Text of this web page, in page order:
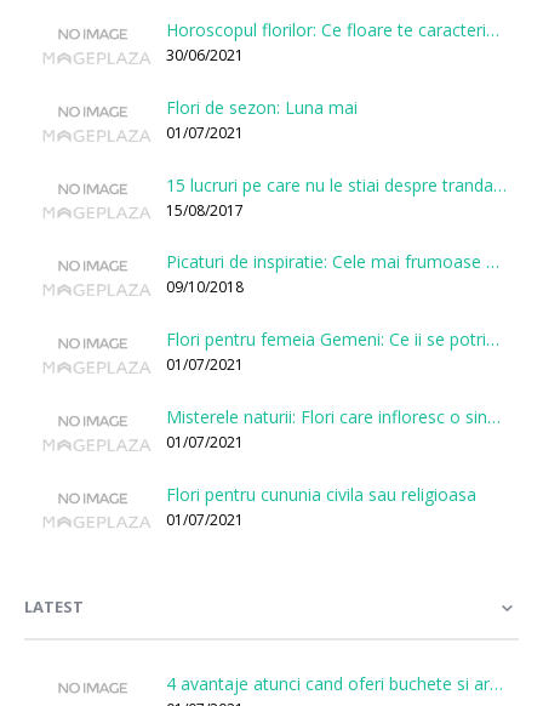
Horoscopul florilor: Ce floare te caracterizeaza in functie de ziua nasterii?
30/06/2021
Flori de sezon: Luna mai
01/07/2021
15 lucruri pe care nu le stiai despre trandafiri
15/08/2017
Picaturi de inspiratie: Cele mai frumoase citate despre flori
09/10/2018
Flori pentru femeia Gemeni: Ce ii se potriveste, ce ii poarta noroc si ce o caracterizeaza?
01/07/2021
Misterele naturii: Flori care infloresc o singura data la cateva sute de ani
01/07/2021
Flori pentru cununia civila sau religioasa
01/07/2021
LATEST
4 avantaje atunci cand oferi buchete si aranjamente printr-o florarie online